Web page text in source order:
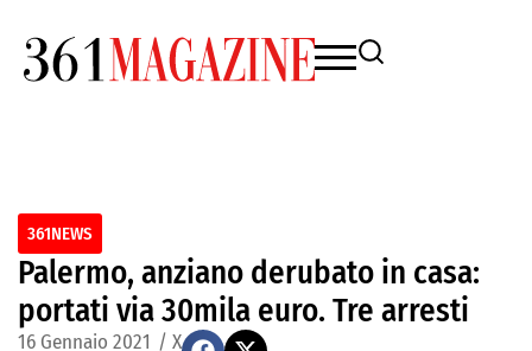
361NEWS
Palermo, anziano derubato in casa:
portati via 30mila euro. Tre arresti
16 Gennaio 2021 / X